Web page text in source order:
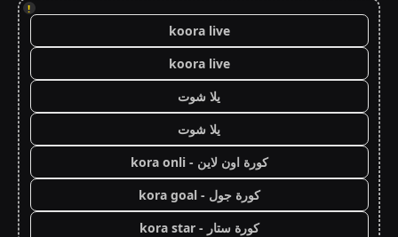
!
koora live
koora live
يلا شوت
يلا شوت
كورة اون لاين - kora onli
كورة جول - kora goal
كورة ستار - kora star